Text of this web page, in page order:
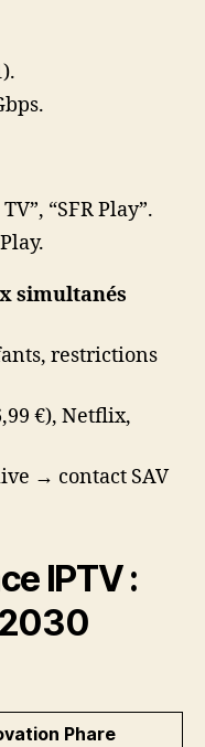
“SFR Play”.
simultanés
restrictions
€), Netflix,
→ contact SAV
IPTV :
Phare